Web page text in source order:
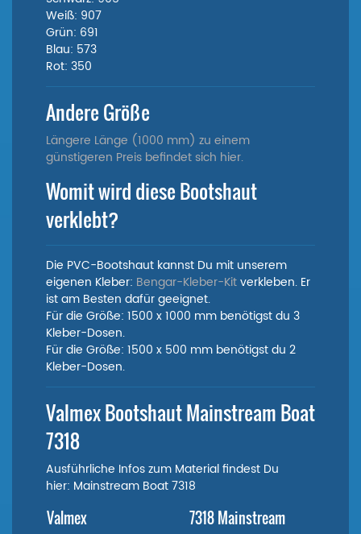
Weiß: 907
Grün: 691
Blau: 573
Rot: 350
Andere Größe
Längere Länge (1000 mm) zu einem
günstigeren Preis befindet sich hier.
Womit wird diese Bootshaut
verklebt?
Die PVC-Bootshaut kannst Du mit unserem
eigenen Kleber: Bengar-Kleber-Kitverkleben. Er
ist am Besten dafür geeignet.
Für die Größe: 1500 x 1000 mm benötigst du 3
Kleber-Dosen.
Für die Größe: 1500 x 500 mm benötigst du 2
Kleber-Dosen.
Valmex Bootshaut Mainstream Boat
7318
Ausführliche Infos zum Material findest Du
hier: Mainstream Boat 7318
Valmex 7318 Mainstream